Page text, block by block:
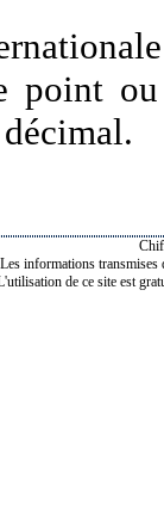
point
Les informations transmises
de ce site est